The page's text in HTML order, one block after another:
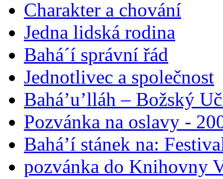
Charakter a chování
Jedna lidská rodina
Bahá´í správní řád
Jednotlivec a společnost
Bahá’u’lláh – Božský
Pozvánka na oslavy -
Bahá’í stánek na:
pozvánka do Knihovny